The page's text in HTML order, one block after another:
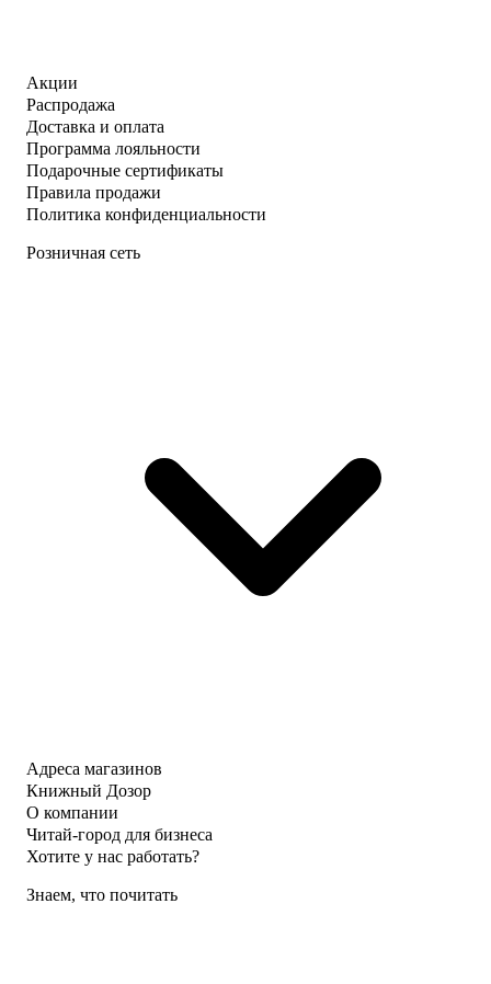
Акции
Распродажа
Доставка и оплата
Программа лояльности
Подарочные сертификаты
Правила продажи
Политика конфиденциальности
Розничная сеть
Адреса магазинов
Книжный Дозор
О компании
Читай-город для бизнеса
Хотите у нас работать?
Знаем, что почитать